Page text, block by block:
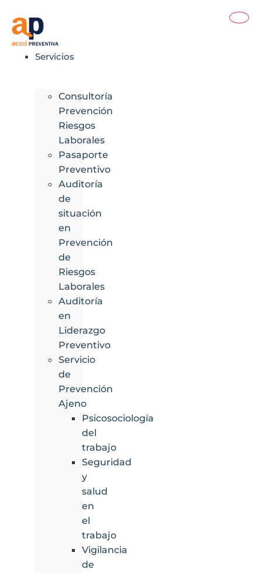
contenido
Servicios
Consultoría
Prevención
Riesgos
Laborales
Pasaporte
Preventivo
Auditoría
de
situación
en
Prevención
de
Riesgos
Laborales
Auditoría
en
Liderazgo
Preventivo
Servicio
de
Prevención
Ajeno
Psicosociología
del
trabajo
Seguridad
y
salud
en
el
trabajo
Vigilancia
de